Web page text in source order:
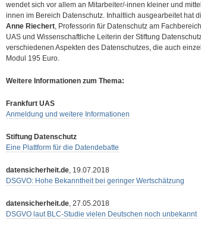
wendet sich vor allem an Mitarbeiter/-innen kleiner und
innen im Bereich Datenschutz. Inhaltlich ausgearbeitet hat
Anne Riechert, Professorin für Datenschutz am
UAS und Wissenschaftliche Leiterin der Stiftung
verschiedenen Aspekten des Datenschutzes, die auch
Modul 195 Euro.
Weitere Informationen zum Thema:
Frankfurt UAS
Anmeldung und weitere Informationen
Stiftung Datenschutz
Eine Plattform für die Datendebatte
datensicherheit.de, 19.07.2018
DSGVO: Hohe Bekanntheit bei geringer Wertschätzung
datensicherheit.de, 27.05.2018
DSGVO laut BLC-Studie vielen Deutschen noch unbekannt